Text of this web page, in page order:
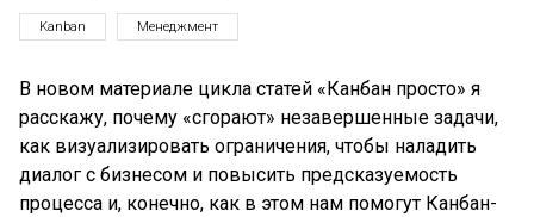
Kanban Менеджмент
В новом материале цикла статей «Канбан просто» я
расскажу, почему «сгорают» незавершенные задачи,
как визуализировать ограничения, чтобы наладить
диалог с бизнесом и повысить предсказуемость
процесса и, конечно, как в этом нам помогут Канбан-